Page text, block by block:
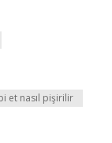
et nasıl pişirilir